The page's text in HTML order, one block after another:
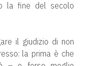
la fine del secolo
il giudizio di non
la prima è che